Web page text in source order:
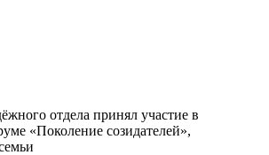
отдела принял участие в
«Поколение созидателей»,